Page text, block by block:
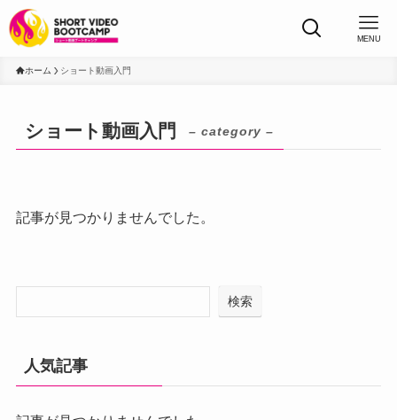
MENU
ホーム ショート動画入門
ショート動画入門 – category –
記事が見つかりませんでした。
検索
人気記事